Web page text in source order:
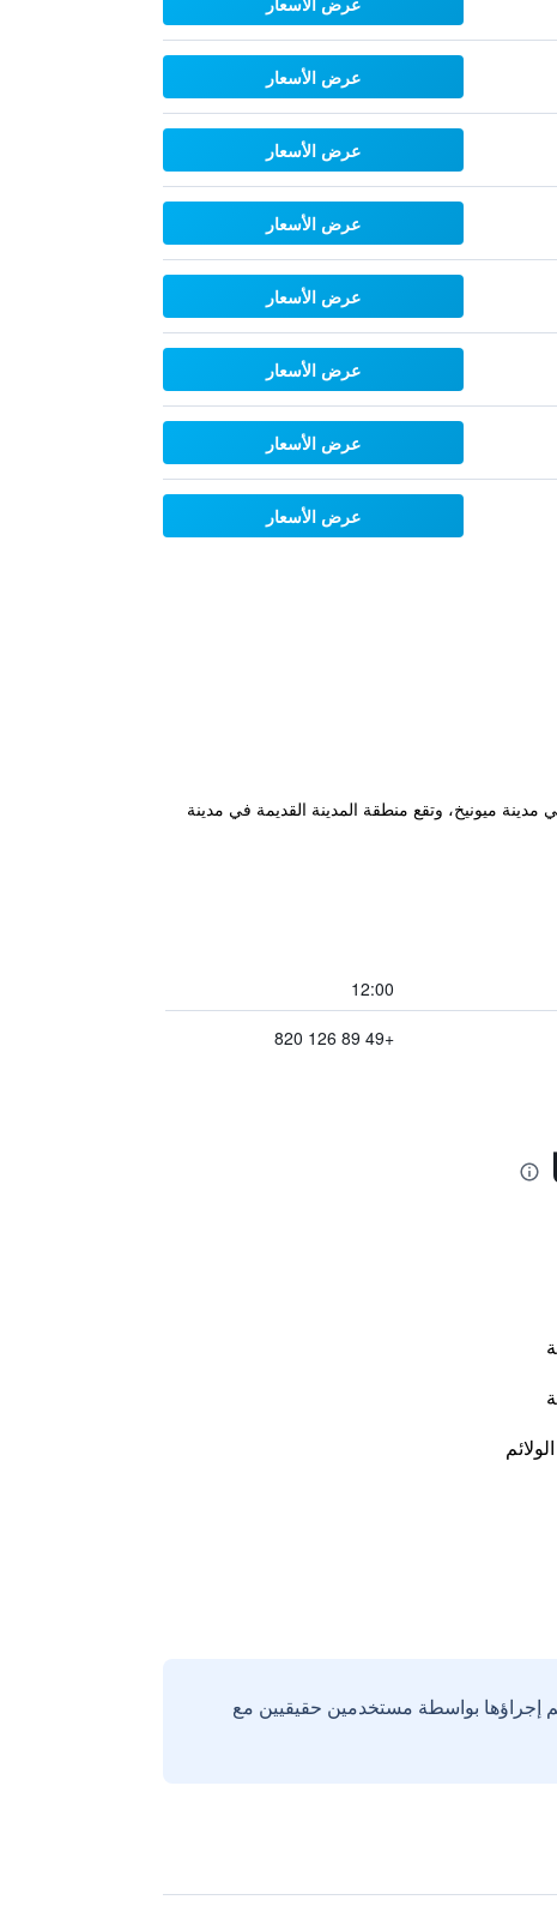
عرض الأسعار
عرض الأسعار
عرض الأسعار
عرض الأسعار
عرض الأسعار
عرض الأسعار
عرض الأسعار
ميونيخ، وتقع منطقة المدينة القديمة في مدينة
12:00
+49 89 126 820
إجراؤها بواسطة مستخدمين حقيقيين مع